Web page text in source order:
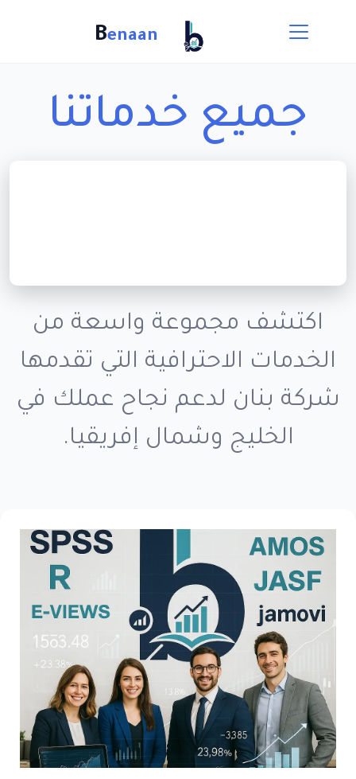
Benaan
جميع خدماتنا
اكتشف مجموعة واسعة من
الخدمات الاحترافية التي تقدمها
شركة بنان لدعم نجاح عملك في
الخليج وشمال إفريقيا.